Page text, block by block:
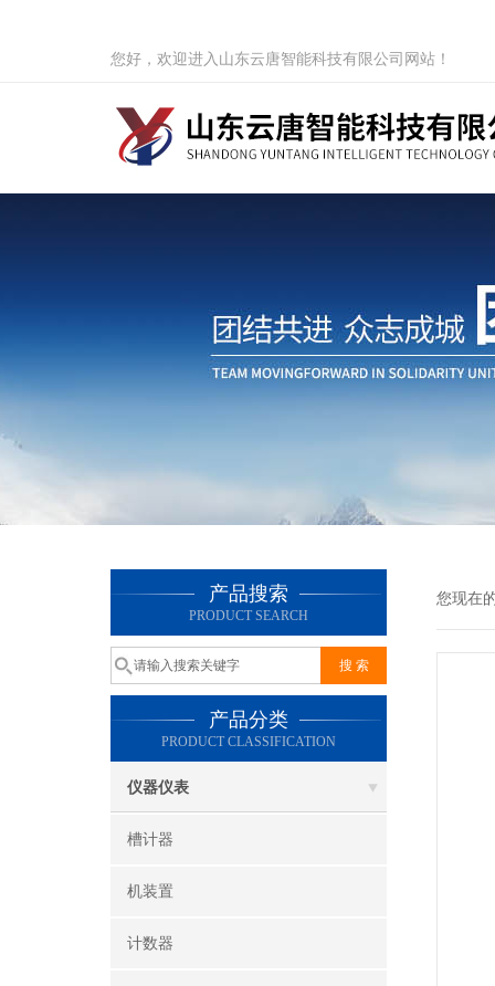
您好，欢迎进入山东云唐智能科技有限公司网站！
产品搜索
PRODUCT SEARCH
产品分类
PRODUCT CLASSIFICATION
仪器仪表
槽计器
机装置
计数器
您现在